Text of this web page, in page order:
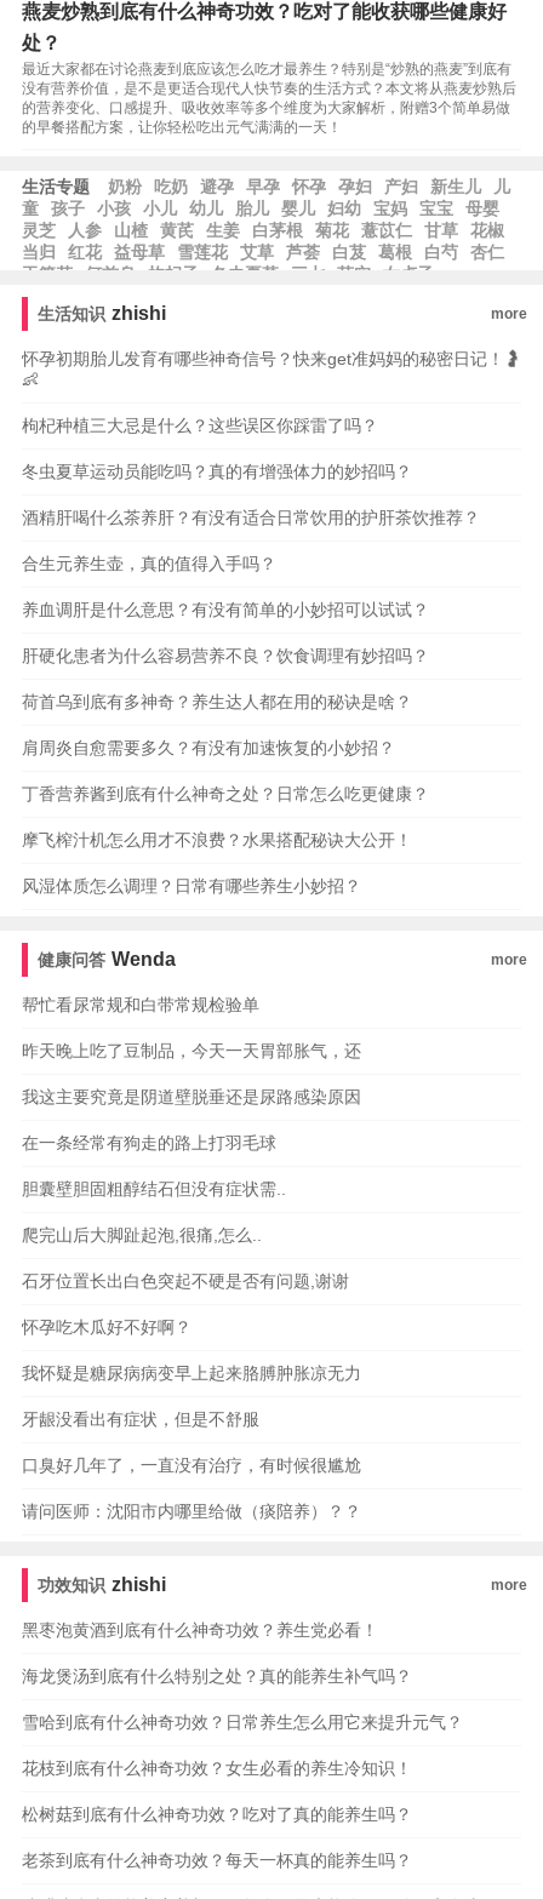
燕麦炒熟到底有什么神奇功效？吃对了能收获哪些健康好
处？
最近大家都在讨论燕麦到底应该怎么吃才最养生？特别是“炒熟的燕麦”到底有
没有营养价值，是不是更适合现代人快节奏的生活方式？本文将从燕麦炒熟后
的营养变化、口感提升、吸收效率等多个维度为大家解析，附赠3个简单易做
的早餐搭配方案，让你轻松吃出元气满满的一天！
生活专题 奶粉 吃奶 避孕 早孕 怀孕 孕妇 产妇 新生儿
儿
童
孩子 小孩 小儿 幼儿 胎儿 婴儿 妇幼 宝妈 宝宝
母婴
灵芝
人参 山楂 黄芪 生姜 白茅根 菊花 薏苡仁 甘草
花椒
当归
红花 益母草 雪莲花 艾草 芦荟 白芨 葛根 白芍
杏仁
玉簪花
何首乌 枸杞子 冬虫夏草 三七 芡实 女贞子
生活知识 zhishi more
怀孕初期胎儿发育有哪些神奇信号？快来get准妈妈的秘密日记！🤰
👶
枸杞种植三大忌是什么？这些误区你踩雷了吗？
冬虫夏草运动员能吃吗？真的有增强体力的妙招吗？
酒精肝喝什么茶养肝？有没有适合日常饮用的护肝茶饮推荐？
合生元养生壶，真的值得入手吗？
养血调肝是什么意思？有没有简单的小妙招可以试试？
肝硬化患者为什么容易营养不良？饮食调理有妙招吗？
荷首乌到底有多神奇？养生达人都在用的秘诀是啥？
肩周炎自愈需要多久？有没有加速恢复的小妙招？
丁香营养酱到底有什么神奇之处？日常怎么吃更健康？
摩飞榨汁机怎么用才不浪费？水果搭配秘诀大公开！
风湿体质怎么调理？日常有哪些养生小妙招？
健康问答 Wenda more
帮忙看尿常规和白带常规检验单
昨天晚上吃了豆制品，今天一天胃部胀气，还
我这主要究竟是阴道壁脱垂还是尿路感染原因
在一条经常有狗走的路上打羽毛球
胆囊壁胆固粗醇结石但没有症状需..
爬完山后大脚趾起泡,很痛,怎么..
石牙位置长出白色突起不硬是否有问题,谢谢
怀孕吃木瓜好不好啊？
我怀疑是糖尿病病变早上起来胳膊肿胀凉无力
牙龈没看出有症状，但是不舒服
口臭好几年了，一直没有治疗，有时候很尴尬
请问医师：沈阳市内哪里给做（痰陪养）？？
功效知识 zhishi more
黑枣泡黄酒到底有什么神奇功效？养生党必看！
海龙煲汤到底有什么特别之处？真的能养生补气吗？
雪哈到底有什么神奇功效？日常养生怎么用它来提升元气？
花枝到底有什么神奇功效？女生必看的养生冷知识！
松树菇到底有什么神奇功效？吃对了真的能养生吗？
老茶到底有什么神奇功效？每天一杯真的能养生吗？